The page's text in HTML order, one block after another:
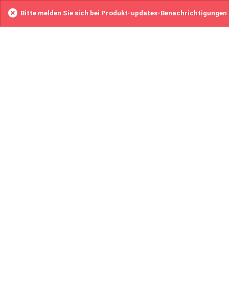
Bitte melden Sie sich bei Produkt-updates-Benachrichtigungen